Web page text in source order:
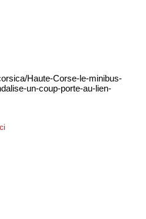
Haute-Corse-le-minibus-
un-coup-porte-au-lien-